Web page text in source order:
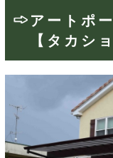
アートポ
【タカシ